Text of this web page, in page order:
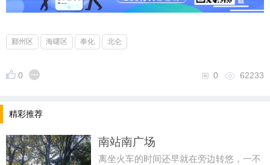
鄞州区 海曙区 奉化 北仑
0 62233
0
精彩推荐
南站南广场
离坐火车的时间还早就在旁边转悠，一不